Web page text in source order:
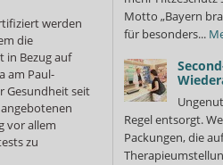
werden
die
in Bezug auf
am Paul-
Gesundheit seit
vor allem
zu
Motto „Bayern
für besonders...
Regel entsorgt.
Packungen, die